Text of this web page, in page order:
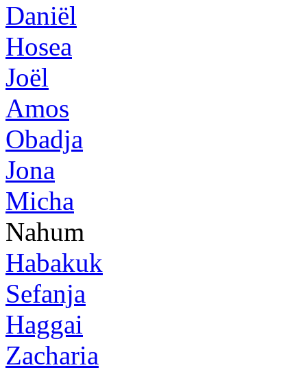
Daniël
Hosea
Joël
Amos
Obadja
Jona
Micha
Nahum
Habakuk
Sefanja
Haggai
Zacharia